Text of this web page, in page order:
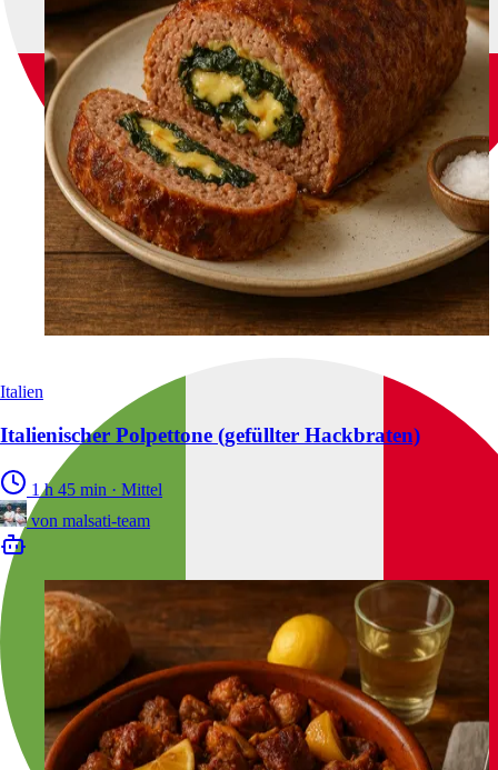
Italien
Italienischer Polpettone (gefüllter Hackbraten)
1 h 45 min · Mittel
von malsati-team